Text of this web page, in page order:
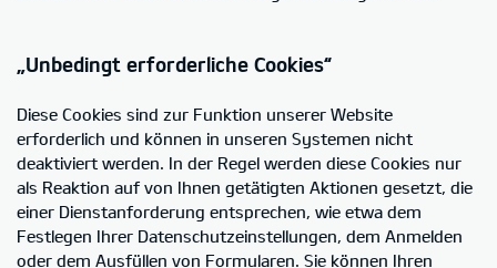
„Unbedingt erforderliche Cookies“
Diese Cookies sind zur Funktion unserer Website
erforderlich und können in unseren Systemen nicht
deaktiviert werden. In der Regel werden diese Cookies nur
als Reaktion auf von Ihnen getätigten Aktionen gesetzt, die
einer Dienstanforderung entsprechen, wie etwa dem
Festlegen Ihrer Datenschutzeinstellungen, dem Anmelden
oder dem Ausfüllen von Formularen. Sie können Ihren